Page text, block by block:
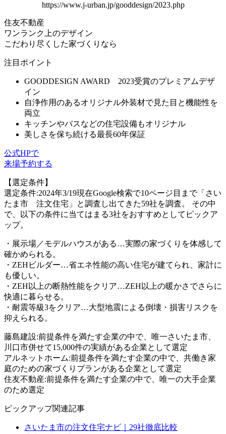
https://www.j-urban.jp/gooddesign/2023.php
住友不動産
ワンランク上のデザイン
こだわり尽くした家づくりなら
注目ポイント
GOODDESIGN AWARD 2023受賞のプレミアムデザ
イン
自浄作用のあるオリジナル外装材で見た目と機能性を
両立
キッチンやバスなどの住宅設備もオリジナル
美しさを保ち続ける最長60年保証
公式HPで
来場予約する
【選定条件】
選定条件:2024年3/19現在Google検索で10ページ目まで「さい
たま市 注文住宅」と調査し出てきた59社を調査。 その中
で、以下の条件に当てはまる3社をおすすめとしてピックア
ップ。
・展示場／モデルハウスがある…実際の家づくりを体感して
確かめられる。
・ZEHビルダー…省エネ性能の高い住宅が建てられ、家計に
も優しい。
・ZEH以上の断熱性能をクリア…ZEH以上の暖かさでさらに
快適に暮らせる。
・耐震等級3をクリア…大型地震による倒壊・損害リスクを
抑えられる。
藤島建設:前提条件を満たす企業の中で、唯一さいたま市、
川口市併せて15,000件の実績がある企業として選定
アルネットホーム:前提条件を満たす企業の中で、共働き家
庭のための家づくりプランがある企業として選定
住友不動産:前提条件を満たす企業の中で、唯一の大手企業
のため選定
ピックアップ関連記事
さいたま市の注文住宅ナビ｜29社徹底比較